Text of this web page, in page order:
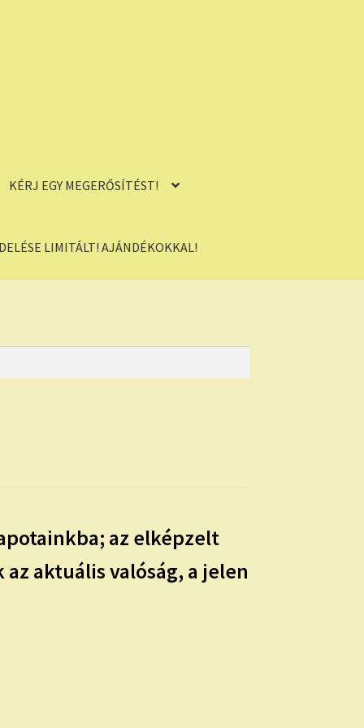
KÉRJ EGY MEGERŐSÍTÉST!
LIMITÁLT! AJÁNDÉKOKKAL!
az elképzelt
aktuális valóság, a jelen